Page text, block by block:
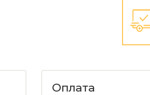
Оплата